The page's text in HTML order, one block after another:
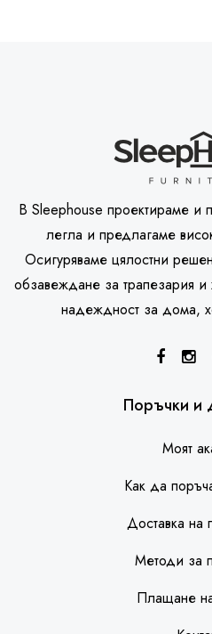
В Sleephouse проектираме и
легла и предлагаме
Осигуряваме цялостни
обзавеждане за трапезария и
надеждност за дома,
Поръчки и
Моят
Как да
Доставка на
Методи за
Плащане
SleepHouse асистент